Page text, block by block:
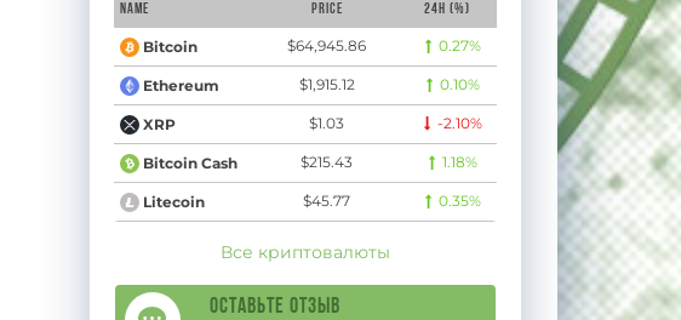
Name Price 24H (%)
Bitcoin $64,945.86 0.27%
Ethereum $1,915.12 0.10%
XRP $1.03 -2.10%
Bitcoin Cash $215.43 1.18%
Litecoin $45.77 0.35%
Все криптовалюты
Оставьте отзыв